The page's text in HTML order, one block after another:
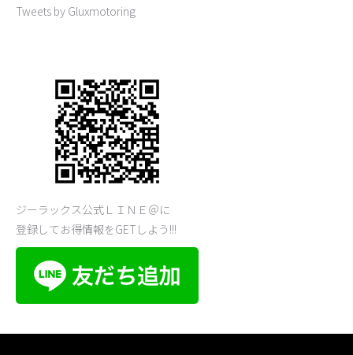
Tweets by Gluxmotoring
ジーラックス公式ＬＩＮＥ＠に
登録してお得情報をGETしよう!!!